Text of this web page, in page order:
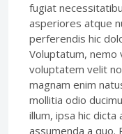
fugiat
asperiores atque
perferendis hic
Voluptatum, nemo
voluptatem velit
magnam enim
mollitia odio
illum, ipsa hic
assumenda a quo.